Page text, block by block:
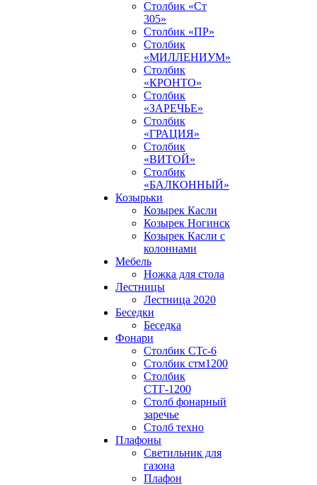
Столбик «Ст
305»
Столбик «ПР»
Столбик
«МИЛЛЕНИУМ»
Столбик
«КРОНТО»
Столбик
«ЗАРЕЧЬЕ»
Столбик
«ГРАЦИЯ»
Столбик
«ВИТОЙ»
Столбик
«БАЛКОННЫЙ»
Козырьки
Козырек Касли
Козырек Ногинск
Козырек Касли с
колоннами
Мебель
Ножка для стола
Лестницы
Лестница 2020
Беседки
Беседка
Фонари
Столбик СТс-6
Столбик стм1200
Столбик
СТГ-1200
Столб фонарный
заречье
Столб техно
Плафоны
Светильник для
газона
Плафон